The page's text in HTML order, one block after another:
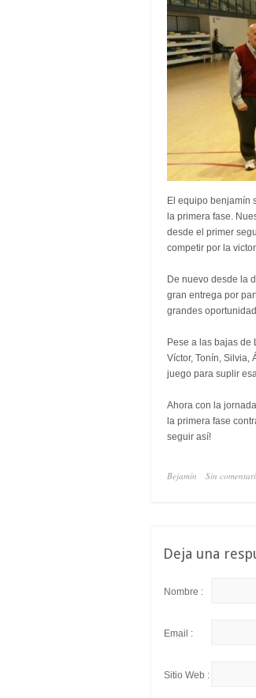
El equipo benjamín
la primera fase.
desde el primer
competir por la
De nuevo desde la
gran entrega por
grandes
Pese a las bajas de
Víctor, Tonín, Silvia,
juego para suplir
Ahora con la
la primera fase
seguir así!
Bejamín Sin
Deja una
Nombre :
Email :
Sitio Web :